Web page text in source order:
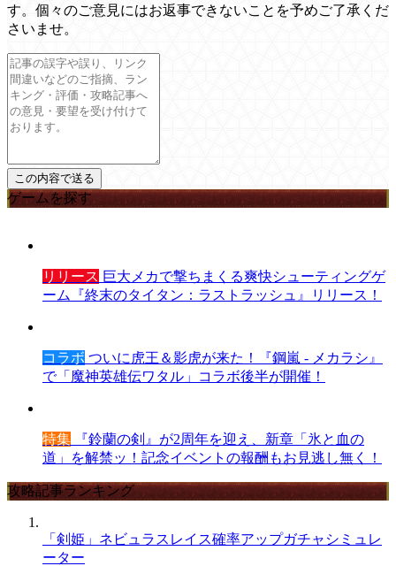
す。個々のご意見にはお返事できないことを予めご了承くだ
さいませ。
ゲームを探す
リリース 巨大メカで撃ちまくる爽快シューティングゲ
ーム『終末のタイタン：ラストラッシュ』リリース！
コラボ ついに虎王＆影虎が来た！『鋼嵐 - メカラシ』
で「魔神英雄伝ワタル」コラボ後半が開催！
特集 『鈴蘭の剣』が2周年を迎え、新章「氷と血の
道」を解禁ッ！記念イベントの報酬もお見逃し無く！
攻略記事ランキング
「剣姫」ネビュラスレイス確率アップガチャシミュレ
ーター